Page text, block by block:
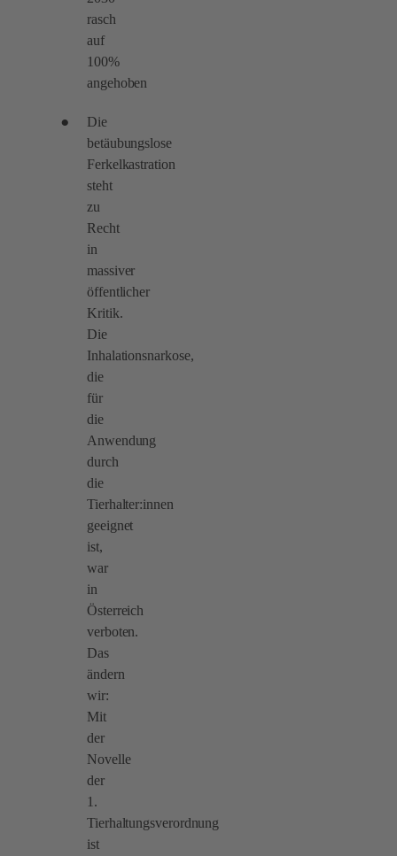
rasch
auf
100%
angehoben
Die
betäubungslose
Ferkelkastration
steht
zu
Recht
in
massiver
öffentlicher
Kritik.
Die
Inhalationsnarkose,
die
für
die
Anwendung
durch
die
Tierhalter:innen
geeignet
ist,
war
in
Österreich
verboten.
Das
ändern
wir:
Mit
der
Novelle
der
1.
Tierhaltungsverordnung
ist